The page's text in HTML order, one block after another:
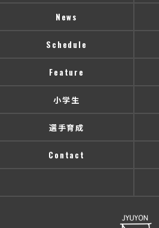
News
Schedule
Feature
小学生
選手育成
Contact